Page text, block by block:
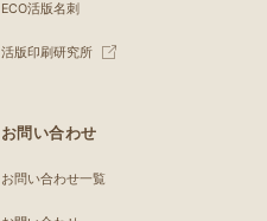
ECO活版名刺
活版印刷研究所
お問い合わせ
お問い合わせ一覧